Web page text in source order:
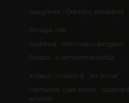
Sajógömör - Őrtorony, elővédmű
Tornalja - Vár
Szalonna - Református templom
Rakaca - A templom erődfala
Imbach - Imbach II., „Im Turner”
Csehberek, Cseh-Brézó - Szlatina II.
erődítés